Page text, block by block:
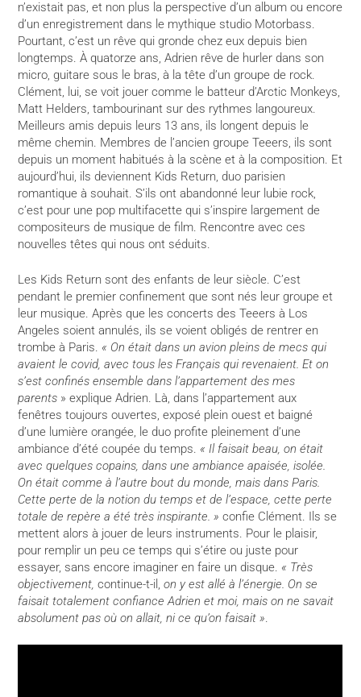
n’existait pas, et non plus la perspective d’un album ou encore
d’un enregistrement dans le mythique studio Motorbass.
Pourtant, c’est un rêve qui gronde chez eux depuis bien
longtemps. À quatorze ans, Adrien rêve de hurler dans son
micro, guitare sous le bras, à la tête d’un groupe de rock.
Clément, lui, se voit jouer comme le batteur d’Arctic Monkeys,
Matt Helders, tambourinant sur des rythmes langoureux.
Meilleurs amis depuis leurs 13 ans, ils longent depuis le
même chemin. Membres de l’ancien groupe Teeers, ils sont
depuis un moment habitués à la scène et à la composition. Et
aujourd’hui, ils deviennent Kids Return, duo parisien
romantique à souhait. S’ils ont abandonné leur lubie rock,
c’est pour une pop multifacette qui s’inspire largement de
compositeurs de musique de film. Rencontre avec ces
nouvelles têtes qui nous ont séduits.
Les Kids Return sont des enfants de leur siècle. C’est
pendant le premier confinement que sont nés leur groupe et
leur musique. Après que les concerts des Teeers à Los
Angeles soient annulés, ils se voient obligés de rentrer en
trombe à Paris. « On était dans un avion pleins de mecs qui
avaient le covid, avec tous les Français qui revenaient. Et on
s’est confinés ensemble dans l’appartement des mes
parents » explique Adrien. Là, dans l’appartement aux
fenêtres toujours ouvertes, exposé plein ouest et baigné
d’une lumière orangée, le duo profite pleinement d’une
ambiance d’été coupée du temps. « Il faisait beau, on était
avec quelques copains, dans une ambiance apaisée, isolée.
On était comme à l’autre bout du monde, mais dans Paris.
Cette perte de la notion du temps et de l’espace, cette perte
totale de repère a été très inspirante. »confie Clément. Ils se
mettent alors à jouer de leurs instruments. Pour le plaisir,
pour remplir un peu ce temps qui s’étire ou juste pour
essayer, sans encore imaginer en faire un disque. « Très
objectivement, continue-t-il,on y est allé à l’énergie. On se
faisait totalement confiance Adrien et moi, mais on ne savait
absolument pas où on allait, ni ce qu’on faisait ».